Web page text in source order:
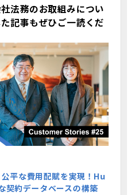
法務のお取組みについ
記事もぜひご一読くだ
平な費用配賦を実現！Hu
契約データベースの構築